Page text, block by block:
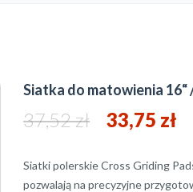
Siatka do matowienia 16“
37,52zł 33,75 zł
Siatki polerskie Cross Griding
pozwalają na precyzyjne